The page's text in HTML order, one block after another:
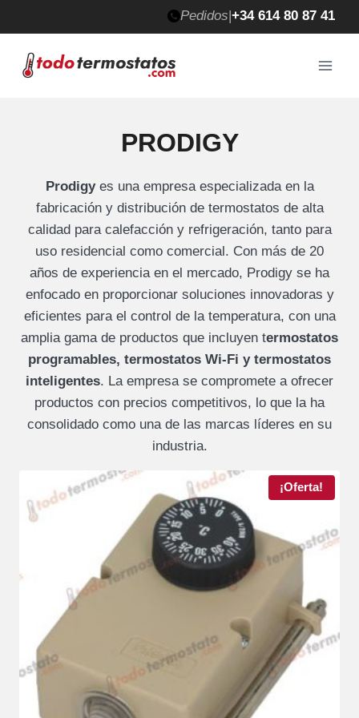
al
contenido
Pedidos|+34 614 80 87 41
PRODIGY
Prodigyes una empresa especializada en la
fabricación y distribución de termostatos de alta
calidad para calefacción y refrigeración, tanto para
uso residencial como comercial. Con más de 20
años de experiencia en el mercado, Prodigy se ha
enfocado en proporcionar soluciones innovadoras y
eficientes para el control de la temperatura, con una
amplia gama de productos que incluyen termostatos
programables, termostatos Wi-Fi y termostatos
inteligentes. La empresa se compromete a ofrecer
productos con precios competitivos, lo que la ha
consolidado como una de las marcas líderes en su
industria.
¡Oferta!